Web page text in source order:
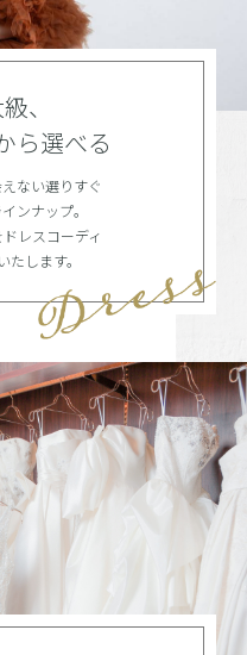
、
ら選べる
えない選りすぐ
ンナップ。
レスコーディ
します。